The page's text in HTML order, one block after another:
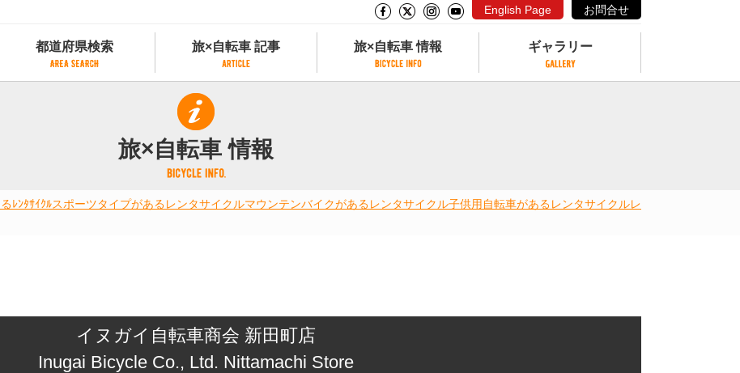
English Page お問合せ
都道府県検索
府県別サイクリング情報
府県アクセスランキング
旅×自転車 記事
旅×自転車 記事
記事一覧
カテゴリから探す
タグから探す
旅×自転車 情報
サイクリストにやさしい宿
サイクルトレイン
予約ができるレンタサイクル
鉄道駅に近いレンタサイクル
レンタサイクルがある道の駅
サイクルターミナル
ギャラリー
旅×自転車 情報
ﾚﾝﾀｻｲｸﾙスポーツタイプがあるレンタサイクルマウンテンバイクがあるレンタサイクル子供用自転車があるレンタサイクルレ
イヌガイ自転車商会 新田町店
Inugai Bicycle Co., Ltd. Nittamachi Store